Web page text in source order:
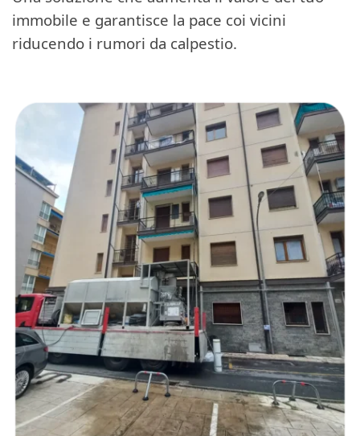
immobile e garantisce la pace coi vicini
riducendo i rumori da calpestio.